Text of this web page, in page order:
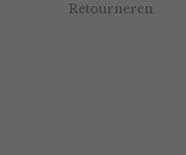
Retourneren